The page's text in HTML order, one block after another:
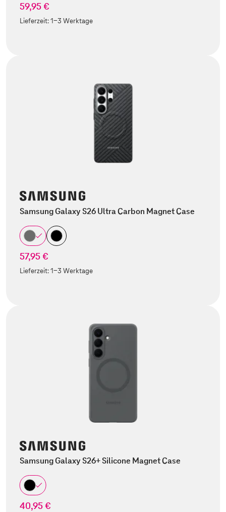
59,95 €
Lieferzeit:1-3 Werktage
Samsung Galaxy S26 Ultra Carbon Magnet Case
57,95 €
Lieferzeit:1-3 Werktage
Samsung Galaxy S26+ Silicone Magnet Case
40,95 €